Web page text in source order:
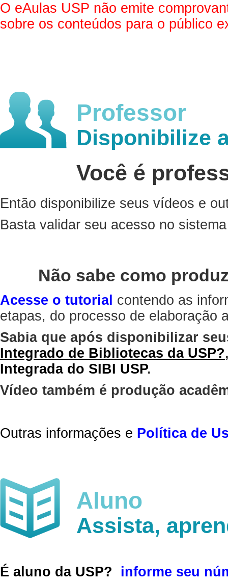
O eAulas USP não emite
sobre os conteúdos para o público
Professor
Disponibilize
Você é
Então disponibilize seus vídeos e
Basta validar seu acesso no
Não sabe como
Acesse o tutorial contendo as
etapas, do processo de elaboração
Sabia que após disponibilizar
Integrado de Bibliotecas da USP?
Integrada do SIBI USP.
Vídeo também é produção
Outras informações e Política de
Aluno
Assista,
É aluno da USP?
informe seu